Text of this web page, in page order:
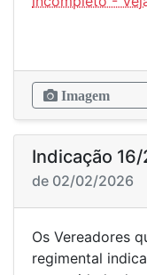
Imagem
Indicação
de 02/02/2026
Os Vereadores
regimental